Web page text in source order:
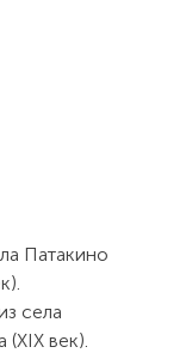
Патакино
села
век).